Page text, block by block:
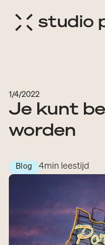
1/4/2022
Je kunt
worden
Blog 4min leestijd